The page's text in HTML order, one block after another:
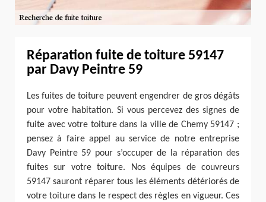
Réparation fuite de toiture 59147
par Davy Peintre 59
Les fuites de toiture peuvent engendrer de gros dégâts
pour votre habitation. Si vous percevez des signes de
fuite avec votre toiture dans la ville de Chemy 59147 ;
pensez à faire appel au service de notre entreprise
Davy Peintre 59 pour s’occuper de la réparation des
fuites sur votre toiture. Nos équipes de couvreurs
59147 sauront réparer tous les éléments détériorés de
votre toiture dans le respect des règles en vigueur. Ces